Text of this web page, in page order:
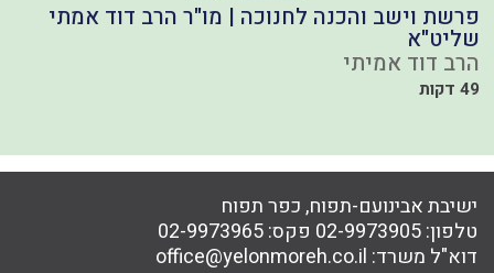
פרשת וישב והכנה לחנוכה | מו"ר הרב דוד אמתי
שליט"א
הרב דוד אמיתי
49 דקות
ישיבת אבינועם-תפוח, כפר תפוח
טלפון:02-9973905 פקס:02-9973965
דוא"ל משרד: office@yelonmoreh.co.il